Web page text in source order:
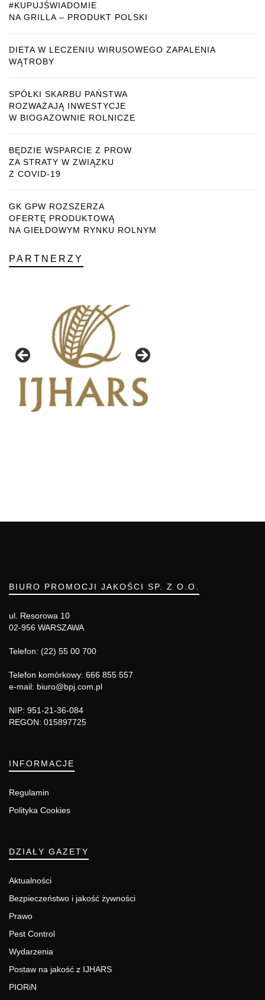
#KUPUJŚWIADOMIE
NA GRILLA – PRODUKT POLSKI
DIETA W LECZENIU WIRUSOWEGO ZAPALENIA
WĄTROBY
SPÓŁKI SKARBU PAŃSTWA
ROZWAŻAJĄ INWESTYCJE
W BIOGAZOWNIE ROLNICZE
BĘDZIE WSPARCIE Z PROW
ZA STRATY W ZWIĄZKU
Z COVID-19
GK GPW ROZSZERZA
OFERTĘ PRODUKTOWĄ
NA GIEŁDOWYM RYNKU ROLNYM
PARTNERZY
BIURO PROMOCJI JAKOŚCI SP. Z O.O.
ul. Resorowa 10
02-956 WARSZAWA
Telefon: (22) 55 00 700
Telefon komórkowy: 666 855 557
e-mail: biuro@bpj.com.pl
NIP: 951-21-36-084
REGON: 015897725
INFORMACJE
Regulamin
Polityka Cookies
DZIAŁY GAZETY
Aktualności
Bezpieczeństwo i jakość żywności
Prawo
Pest Control
Wydarzenia
Postaw na jakość z IJHARS
PIORiN